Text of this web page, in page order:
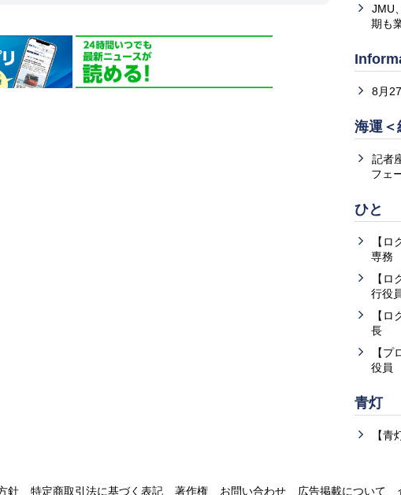
JMU
期も
8月
海運＜
記者
フェ
ひと
【
専務
【
行役
【
長
【
役員
青灯
【青
針 特定商取引法に基づく表記 著作権 お問い合わせ 広告掲載について